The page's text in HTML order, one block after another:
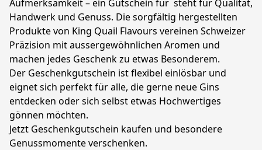
Aufmerksamkeit – ein Gutschein für  steht für Qualität,
Handwerk und Genuss. Die sorgfältig hergestellten
Produkte von King Quail Flavours vereinen Schweizer
Präzision mit aussergewöhnlichen Aromen und
machen jedes Geschenk zu etwas Besonderem.
Der Geschenkgutschein ist flexibel einlösbar und
eignet sich perfekt für alle, die gerne neue Gins
entdecken oder sich selbst etwas Hochwertiges
gönnen möchten.
Jetzt Geschenkgutschein kaufen und besondere
Genussmomente verschenken.